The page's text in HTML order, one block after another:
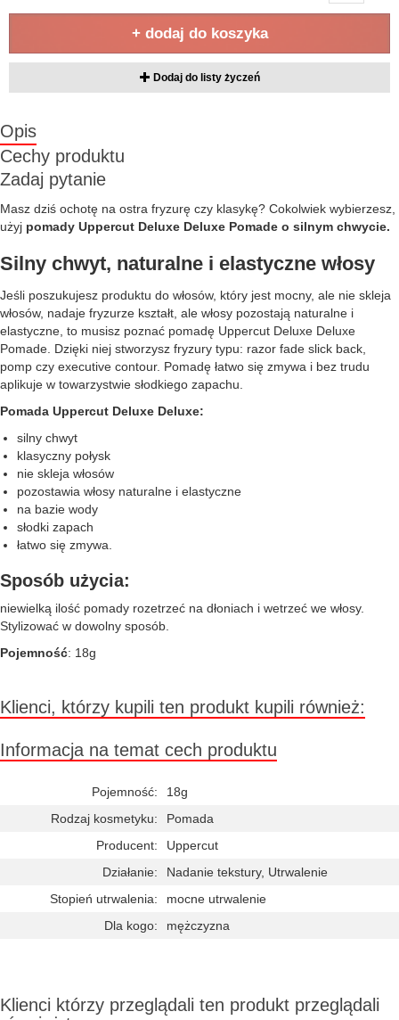
+ dodaj do koszyka
Dodaj do listy życzeń
Opis
Cechy produktu
Zadaj pytanie
Masz dziś ochotę na ostra fryzurę czy klasykę? Cokolwiek wybierzesz,
użyj pomady Uppercut Deluxe Deluxe Pomade o silnym chwycie.
Silny chwyt, naturalne i elastyczne włosy
Jeśli poszukujesz produktu do włosów, który jest mocny, ale nie skleja
włosów, nadaje fryzurze kształt, ale włosy pozostają naturalne i
elastyczne, to musisz poznać pomadę Uppercut Deluxe Deluxe
Pomade. Dzięki niej stworzysz fryzury typu: razor fade slick back,
pomp czy executive contour. Pomadę łatwo się zmywa i bez trudu
aplikuje w towarzystwie słodkiego zapachu.
Pomada Uppercut Deluxe Deluxe:
silny chwyt
klasyczny połysk
nie skleja włosów
pozostawia włosy naturalne i elastyczne
na bazie wody
słodki zapach
łatwo się zmywa.
Sposób użycia:
niewielką ilość pomady rozetrzeć na dłoniach i wetrzeć we włosy.
Stylizować w dowolny sposób.
Pojemność: 18g
Klienci, którzy kupili ten produkt kupili również:
Informacja na temat cech produktu
Pojemność:
18g
Rodzaj kosmetyku:
Pomada
Producent:
Uppercut
Działanie:
Nadanie tekstury, Utrwalenie
Stopień utrwalenia:
mocne utrwalenie
Dla kogo:
mężczyzna
Klienci którzy przeglądali ten produkt przeglądali